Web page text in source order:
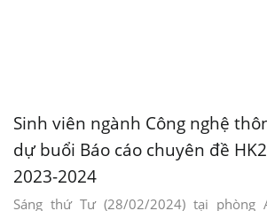
Sinh viên ngành Công nghệ
dự buổi Báo cáo chuyên đề
2023-2024
Sáng thứ Tư (28/02/2024) tại phòng